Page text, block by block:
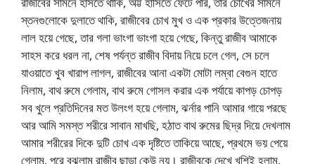
স্তনগুলোকে দুলাতে থাকি, রাজীবের চোখ মুখ ও এক প্রকার উত্তেজনায়
লাল হয়ে গেছে, তার গলা ভাংগা ভাংগা হয়ে গেছে, কিন্তু রাজীব আমাকে
সাহস করে ধরল না, শেষ পর্যন্ত রাজীব বিদায় নিয়ে চলে গেল, সে চলে
যাওয়াতে খুব খারাপ লাগল, রাজীবের আনা একটা মোটা লম্বা বেগুন হাতে
নিলাম, বাথ রুমে গেলাম, বাথ রুমে গোসল করার এক পর্যায়ে কাপড় চোপড়
সব খুলে প্রতিদিনের মত উলংগ হয়ে গেলাম, ঝর্নার পানি আমার গায়ে পরছে
আর আমি সমস্ত শরীরে সাবান মাখছি, হঠাত বাথ রুমের ছিদ্র দিয়ে দেখলাম
আমার শরীরের দিকে দুটি চোখ এক দৃষ্টিতে তাকিয়ে আছে, প্রথমে ভয় পেয়ে
গেলাম, পরে বুঝলাম রাজীব ছাড়া কেউ নয়। রাজীবকে দেখে খুশিই হলাম,